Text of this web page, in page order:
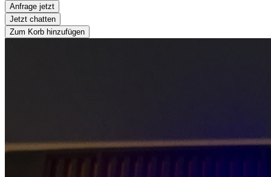
Anfrage jetzt
Jetzt chatten
Zum Korb hinzufügen